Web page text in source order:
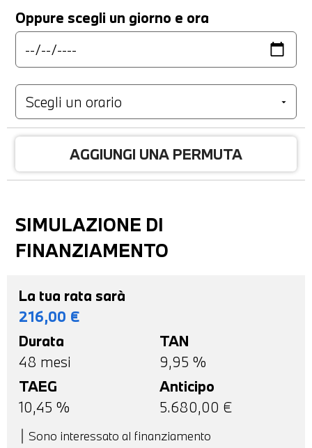
Oppure scegli un giorno e ora
AGGIUNGI UNA PERMUTA
SIMULAZIONE DI
FINANZIAMENTO
La tua rata sarà
216,00 €
Durata
48 mesi
TAN
9,95 %
TAEG
10,45 %
Anticipo
5.680,00 €
Sono interessato al finanziamento